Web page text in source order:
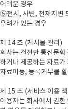
어려운 경우
⑤전시, 사변, 천재지변
우려가 있는 경우
제 14 조 (게시물 관리)
회사는 건전한 통신문화
하거나 제공하는 자료
자료이동, 등록거부를
제 15 조 (서비스 이용
이용자는 회사에서 권